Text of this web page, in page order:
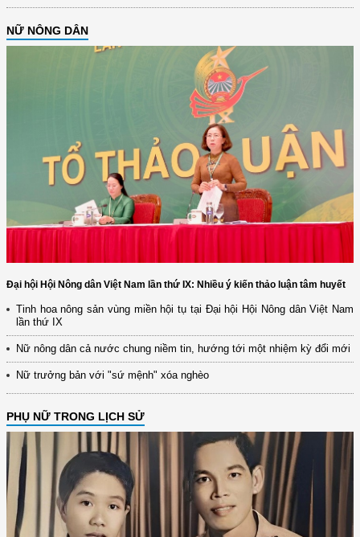
NỮ NÔNG DÂN
Đại hội Hội Nông dân Việt Nam lần thứ IX: Nhiều ý kiến thảo luận tâm huyết
Tinh hoa nông sản vùng miền hội tụ tại Đại hội Hội Nông dân Việt Nam
lần thứ IX
Nữ nông dân cả nước chung niềm tin, hướng tới một nhiệm kỳ đổi mới
Nữ trưởng bản với "sứ mệnh" xóa nghèo
PHỤ NỮ TRONG LỊCH SỬ